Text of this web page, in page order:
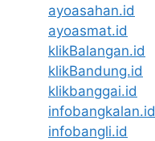
ayoasahan.id
ayoasmat.id
klikBalangan.id
klikBandung.id
klikbanggai.id
infobangkalan.id
infobangli.id